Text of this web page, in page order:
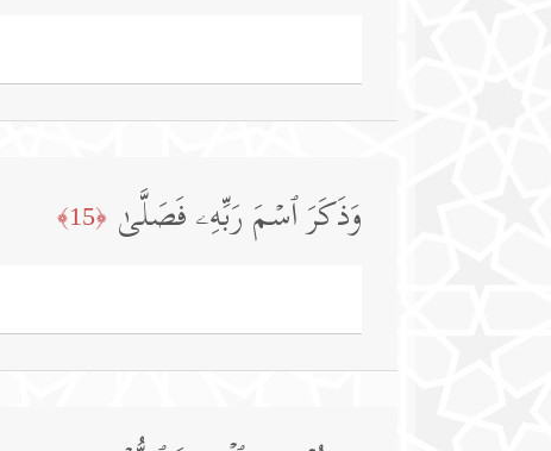
وَذَكَرَ ٱسۡمَ رَبِّهِۦ فَصَلَّىٰ ﴿15﴾